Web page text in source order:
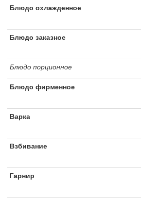
Блюдо охлажденное
Блюдо заказное
Блюдо порционное
Блюдо фирменное
Варка
Взбивание
Гарнир